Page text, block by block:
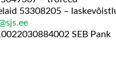
53308205 –
SEB Pank